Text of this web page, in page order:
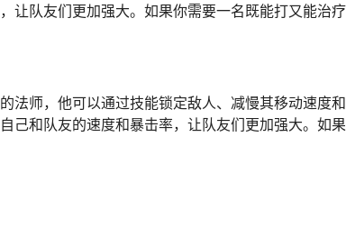
让队友们更加强大。如果你需要一名既能打又能治
法师，他可以通过技能锁定敌人、减慢其移动速度
己和队友的速度和暴击率，让队友们更加强大。如